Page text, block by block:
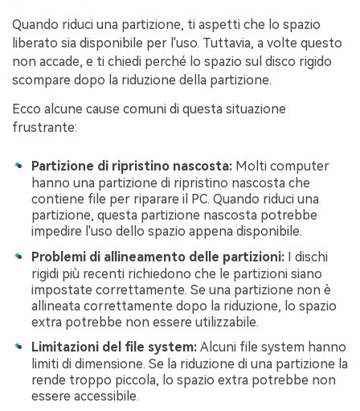
Quando riduci una partizione, ti aspetti che lo spazio
liberato sia disponibile per l'uso. Tuttavia, a volte questo
non accade, e ti chiedi perché lo spazio sul disco rigido
scompare dopo la riduzione della partizione.
Ecco alcune cause comuni di questa situazione
frustrante:
Partizione di ripristino nascosta: Molti computer
hanno una partizione di ripristino nascosta che
contiene file per riparare il PC. Quando riduci una
partizione, questa partizione nascosta potrebbe
impedire l'uso dello spazio appena disponibile.
Problemi di allineamento delle partizioni: I dischi
rigidi più recenti richiedono che le partizioni siano
impostate correttamente. Se una partizione non è
allineata correttamente dopo la riduzione, lo spazio
extra potrebbe non essere utilizzabile.
Limitazioni del file system: Alcuni file system hanno
limiti di dimensione. Se la riduzione di una partizione la
rende troppo piccola, lo spazio extra potrebbe non
essere accessibile.